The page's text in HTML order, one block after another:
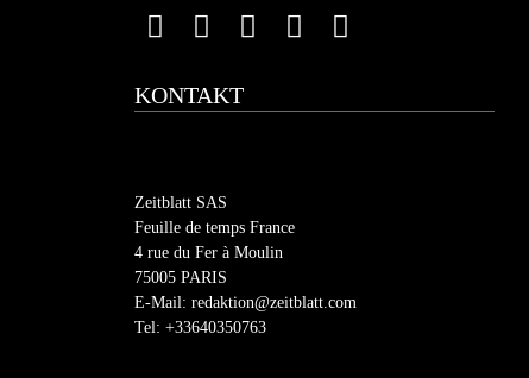
KONTAKT
Zeitblatt SAS
Feuille de temps France
4 rue du Fer à Moulin
75005 PARIS
E-Mail: redaktion@zeitblatt.com
Tel: +33640350763